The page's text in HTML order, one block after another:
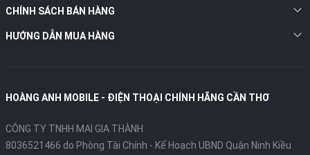
CHÍNH SÁCH BÁN HÀNG
HƯỚNG DẪN MUA HÀNG
HOÀNG ANH MOBILE - ĐIỆN THOẠI CHÍNH HÃNG CẦN THƠ
CÔNG TY TNHH MAI GIA THÀNH
8036521466 do Phòng Tài Chính - Kế Hoạch UBND Quận Ninh Kiều